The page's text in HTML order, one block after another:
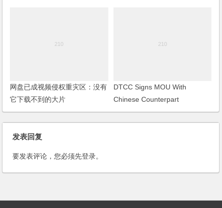
网盘已成视频侵权重灾区：没有
它下载不到的大片
DTCC Signs MOU With
Chinese Counterpart
(Securities Industry News)
发表回复
要发表评论，您必须先登录。